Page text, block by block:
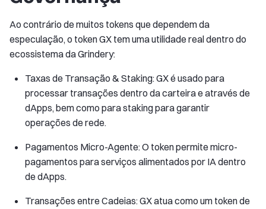
Ao contrário de muitos tokens que dependem da
especulação, o token GX tem uma utilidade real dentro do
ecossistema da Grindery:
Taxas de Transação & Staking: GX é usado para
processar transações dentro da carteira e através de
dApps, bem como para staking para garantir
operações de rede.
Pagamentos Micro-Agente: O token permite micro-
pagamentos para serviços alimentados por IA dentro
de dApps.
Transações entre Cadeias: GX atua como um token de